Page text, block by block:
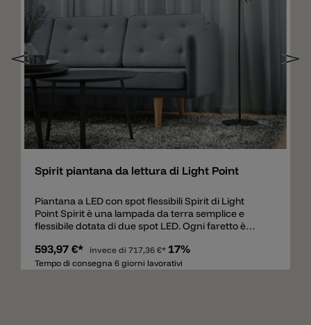
Aggiungere
Spirit piantana da lettura di Light Point
Piantana a LED con spot flessibili Spirit di Light
Point Spirit è una lampada da terra semplice e
flessibile dotata di due spot LED. Ogni faretto è
spegnimento e per dimmerare. La struttura è fatta
in alluminio verniciato in nero, mentre i due faretti
593,97 €* invece di 717,36 €* 17%
Tempo di consegna 6 giorni lavorativi